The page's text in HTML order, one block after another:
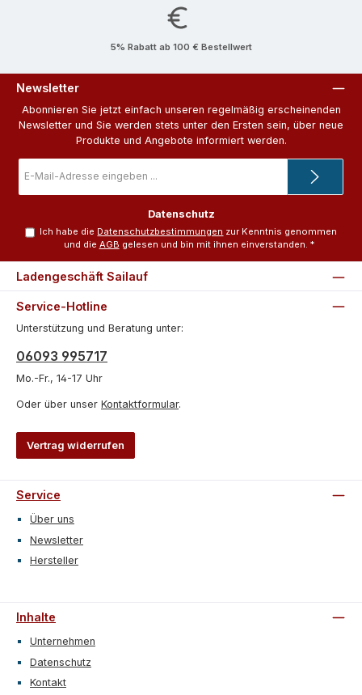
5% Rabatt ab 100 € Bestellwert
Newsletter
Abonnieren Sie jetzt einfach unseren regelmäßig erscheinenden
Newsletter und Sie werden stets unter den Ersten sein, über neue
Produkte und Angebote informiert werden.
Mail-
Datenschutz
Ich habe die Datenschutzbestimmungen zur Kenntnis genommen
und die AGB gelesen und bin mit ihnen einverstanden. *
Service-Hotline
Unterstützung und Beratung unter:
06093 995717
Mo.-Fr., 14-17 Uhr
Oder über unser Kontaktformular.
Vertrag widerrufen
Ladengeschäft Sailauf
Service
Über uns
Newsletter
Hersteller
Inhalte
Unternehmen
Datenschutz
Kontakt